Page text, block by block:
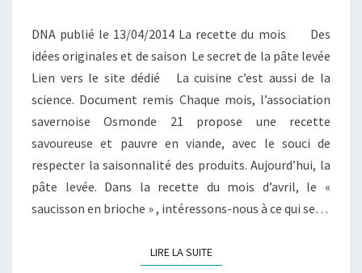
DNA publié le 13/04/2014 La recette du mois Des
idées originales et de saison Le secret de la pâte levée
Lien vers le site dédié La cuisine c’est aussi de la
science. Document remis Chaque mois, l’association
savernoise Osmonde 21 propose une recette
savoureuse et pauvre en viande, avec le souci de
respecter la saisonnalité des produits. Aujourd’hui, la
pâte levée. Dans la recette du mois d’avril, le «
saucisson en brioche » , intéressons-nous à ce qui se…
LIRE LA SUITELIRE LA SUITE